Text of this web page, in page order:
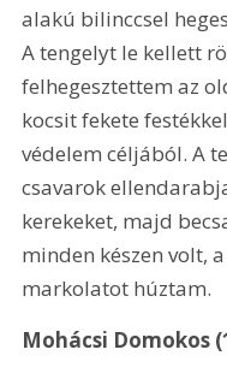
alakú bilinccsel
A tengelyt le kellett
felhegesztettem az
kocsit fekete
védelem céljából. A
csavarok
kerekeket, majd
minden készen volt,
markolatot húztam.
Mohácsi Domokos